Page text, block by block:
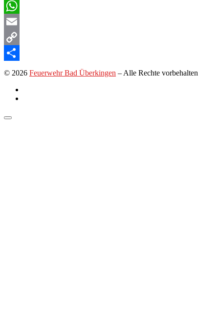
Facebook
WhatsApp
Email
Copy
Link
Teilen
© 2026 Feuerwehr Bad Überkingen – Alle Rechte vorbehalten